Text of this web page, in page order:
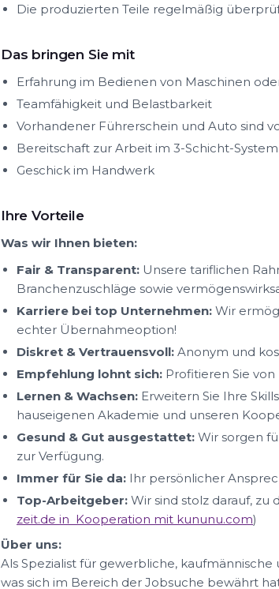
Die produzierten Teile regelmäßig
Das bringen Sie mit
Erfahrung im Bedienen von Maschinen
Teamfähigkeit und Belastbarkeit
Vorhandener Führerschein und Auto sind
Bereitschaft zur Arbeit im 3-Schicht-System
Geschick im Handwerk
Ihre Vorteile
Was wir Ihnen bieten:
Fair & Transparent: Unsere tariflichen
Branchenzuschläge sowie
Karriere bei top Unternehmen: Wir
echter Übernahmeoption!
Diskret & Vertrauensvoll: Anonym und
Empfehlung lohnt sich: Profitieren Sie
Lernen & Wachsen: Erweitern Sie Ihre
hauseigenen Akademie und unseren
Gesund & Gut ausgestattet: Wir sorgen
zur Verfügung.
Immer für Sie da: Ihr persönlicher
Top-Arbeitgeber: Wir sind stolz darauf,
zeit.de in Kooperation mit kununu.com)
Über uns:
Als Spezialist für gewerbliche,
was sich im Bereich der Jobsuche bewährt